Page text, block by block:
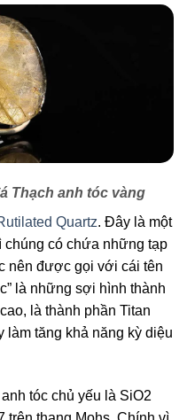
Thạch anh tóc vàng
Quartz. Đây là một
chúng có chứa những tạp
nên được gọi với cái tên
là những sợi hình thành
là thành phần Titan
làm tăng khả năng kỳ diệu
tóc chủ yếu là SiO2